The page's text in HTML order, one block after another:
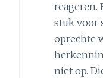
reageren.
stuk voor
oprechte
niet op.